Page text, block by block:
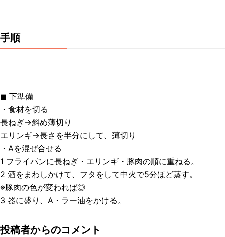
手順
◼︎ 下準備
・食材を切る
長ねぎ→斜め薄切り
エリンギ→長さを半分にして、薄切り
・Aを混ぜ合せる
1 フライパンに長ねぎ・エリンギ・豚肉の順に重ねる。
2 酒をまわしかけて、フタをして中火で5分ほど蒸す。
※豚肉の色が変われば◎
3 器に盛り、A・ラー油をかける。
投稿者からのコメント